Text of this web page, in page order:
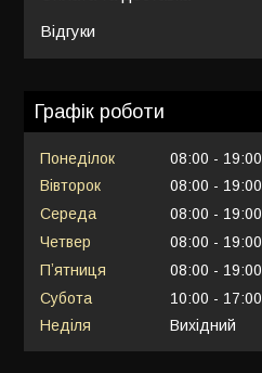
Відгуки
Графік роботи
Понеділок 08:00
19:00
Вівторок
08:00
19:00
Середа
08:00
19:00
Четвер
08:00
19:00
Пʼятниця
08:00
19:00
Субота
10:00
17:00
Неділя
Вихідний